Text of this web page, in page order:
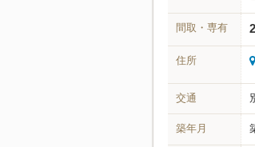
間取・専有
住所
交通
築年月